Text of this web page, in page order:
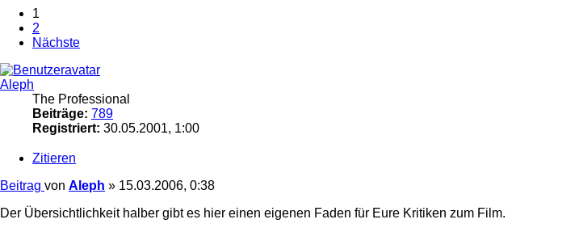
1
2
Nächste
Aleph
The Professional
Beiträge: 789
Registriert: 30.05.2001, 1:00
Zitieren
Beitrag von Aleph » 15.03.2006, 0:38
Der Übersichtlichkeit halber gibt es hier einen eigenen Faden für Eure Kritiken zum Film.